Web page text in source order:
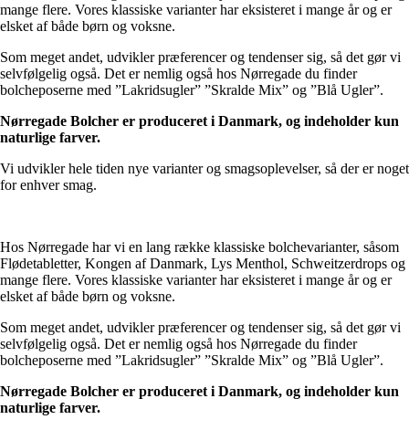
mange flere. Vores klassiske varianter har eksisteret i mange år og er
elsket af både børn og voksne.
Som meget andet, udvikler præferencer og tendenser sig, så det gør vi
selvfølgelig også. Det er nemlig også hos Nørregade du finder
bolcheposerne med ”Lakridsugler” ”Skralde Mix” og ”Blå Ugler”.
Nørregade Bolcher er produceret i Danmark, og indeholder kun
naturlige farver.
Vi udvikler hele tiden nye varianter og smagsoplevelser, så der er noget
for enhver smag.
Hos Nørregade har vi en lang række klassiske bolchevarianter, såsom
Flødetabletter, Kongen af Danmark, Lys Menthol, Schweitzerdrops og
mange flere. Vores klassiske varianter har eksisteret i mange år og er
elsket af både børn og voksne.
Som meget andet, udvikler præferencer og tendenser sig, så det gør vi
selvfølgelig også. Det er nemlig også hos Nørregade du finder
bolcheposerne med ”Lakridsugler” ”Skralde Mix” og ”Blå Ugler”.
Nørregade Bolcher er produceret i Danmark, og indeholder kun
naturlige farver.